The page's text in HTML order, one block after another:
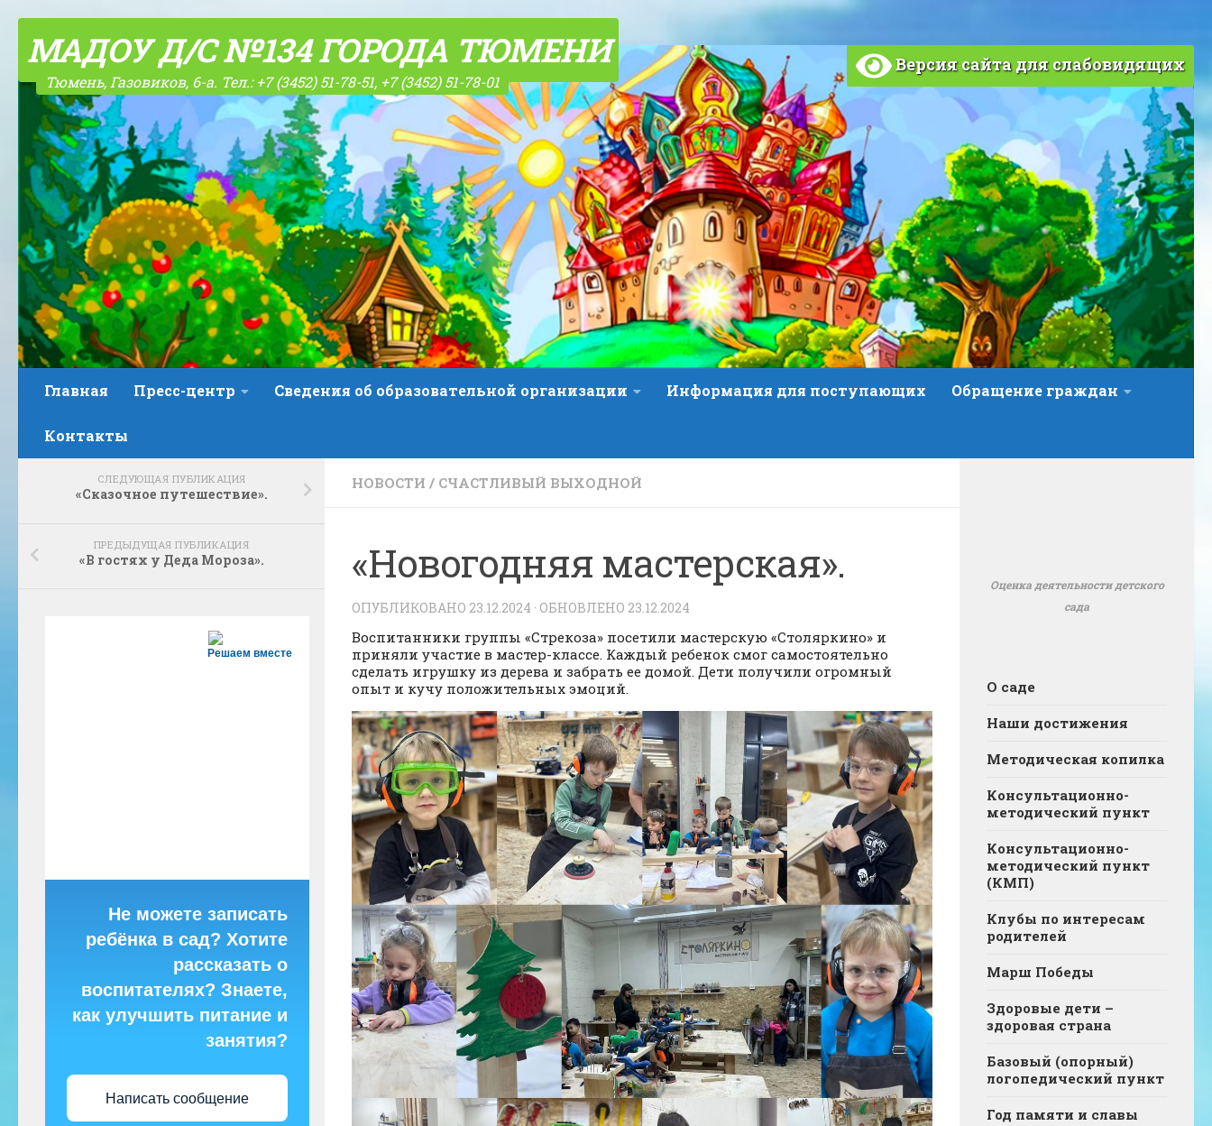
МАДОУ Д/С №134 ГОРОДА ТЮМЕНИ
Тюмень, Газовиков, 6-а. Тел.: +7 (3452) 51-78-51, +7 (3452) 51-78-01
Версия сайта для слабовидящих
Главная Пресс-центр Сведения об образовательной организации Информация для поступающих Обращение граждан
Контакты
НОВОСТИ / СЧАСТЛИВЫЙ ВЫХОДНОЙ
«Новогодняя мастерская».
ОПУБЛИКОВАНО 23.12.2024 · ОБНОВЛЕНО 23.12.2024
Воспитанники группы «Стрекоза» посетили мастерскую «Столяркино» и
приняли участие в мастер-классе. Каждый ребенок смог самостоятельно
сделать игрушку из дерева и забрать ее домой. Дети получили огромный
опыт и кучу положительных эмоций.
СЛЕДУЮЩАЯ ПУБЛИКАЦИЯ
«Сказочное путешествие».
ПРЕДЫДУЩАЯ ПУБЛИКАЦИЯ
«В гостях у Деда Мороза».
Решаем вместе
Не можете записать
ребёнка в сад? Хотите
рассказать о
воспитателях? Знаете,
как улучшить питание и
занятия?
Написать сообщение
Оценка деятельности детского
сада
О саде
Наши достижения
Методическая копилка
Консультационно-
методический пункт
Консультационно-
методический пункт
(КМП)
Клубы по интересам
родителей
Марш Победы
Здоровые дети –
здоровая страна
Базовый (опорный)
логопедический пункт
Год памяти и славы